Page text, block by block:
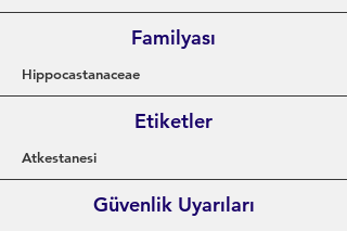
Familyası
Hippocastanaceae
Etiketler
Atkestanesi
Güvenlik Uyarıları